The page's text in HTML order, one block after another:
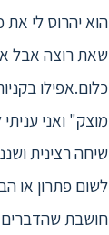
הוא יהרוס לי את
שאת רוצה אבל
כלום.אפילו
מוצק" ואני
שיחה רצינית
לשום פתרון או
חושבת שהדברים